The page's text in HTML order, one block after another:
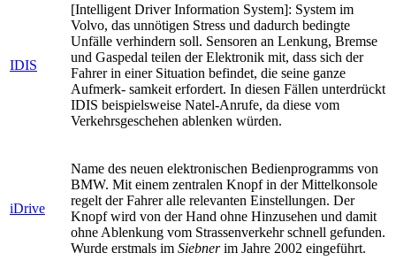
IDIS
[Intelligent Driver Information System]: System im
Volvo, das unnötigen Stress und dadurch bedingte
Unfälle verhindern soll. Sensoren an Lenkung, Bremse
und Gaspedal teilen der Elektronik mit, dass sich der
Fahrer in einer Situation befindet, die seine ganze
Aufmerk- samkeit erfordert. In diesen Fällen unterdrückt
IDIS beispielsweise Natel-Anrufe, da diese vom
Verkehrsgeschehen ablenken würden.
iDrive
Name des neuen elektronischen Bedienprogramms von
BMW. Mit einem zentralen Knopf in der Mittelkonsole
regelt der Fahrer alle relevanten Einstellungen. Der
Knopf wird von der Hand ohne Hinzusehen und damit
ohne Ablenkung vom Strassenverkehr schnell gefunden.
Wurde erstmals im Siebnerim Jahre 2002 eingeführt.